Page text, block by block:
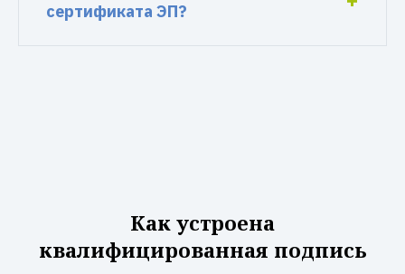
сертификата ЭП?
Как устроена
квалифицированная подпись